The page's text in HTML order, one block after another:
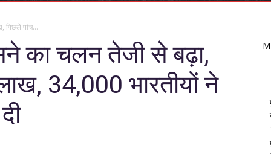
पिछले पांच...
का चलन तेजी से बढ़ा,
34,000 भारतीयों ने